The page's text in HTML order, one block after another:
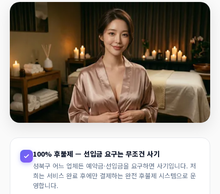
100% 후불제 — 선입금 요구는 무조건 사기
성북구 어느 업체든 예약금·선입금을 요구하면 사기입니다. 저
희는 서비스 완료 후에만 결제하는 완전 후불제 시스템으로 운
영합니다.